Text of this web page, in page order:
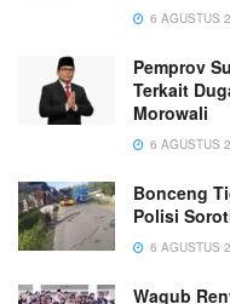
6 AGUSTUS
Pemprov
Terkait
Morowali
6 AGUSTUS
Bonceng
Polisi
6 AGUSTUS
Wagub